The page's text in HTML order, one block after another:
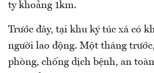
ty khoảng 1km.
Trước đây, tại khu ký túc xá có
người lao động. Một tháng
phòng, chống dịch bệnh, an